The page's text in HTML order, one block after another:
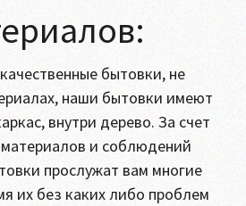
бытовки, не
наши бытовки имеют
внутри дерево. За счет
материалов и соблюдений
прослужат вам многие
их без каких либо проблем